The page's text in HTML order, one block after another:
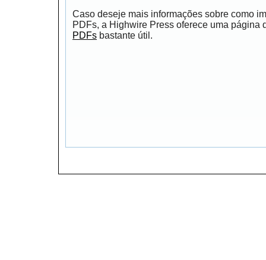
Caso deseje mais informações sobre como
PDFs, a Highwire Press oferece uma página
PDFs bastante útil.